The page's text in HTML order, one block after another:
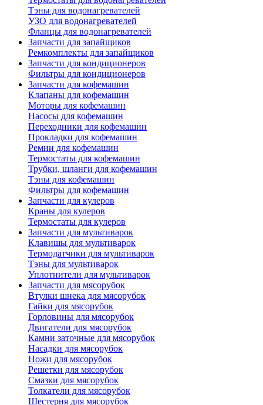
Тэны для водонагревателей
УЗО для водонагревателей
Фланцы для водонагревателей
Запчасти для запайщиков
Ремкомплекты для запайщиков
Запчасти для кондиционеров
Фильтры для кондиционеров
Запчасти для кофемашин
Клапаны для кофемашин
Моторы для кофемашин
Насосы для кофемашин
Переходники для кофемашин
Прокладки для кофемашин
Ремни для кофемашин
Термостаты для кофемашин
Трубки, шланги для кофемашин
Тэны для кофемашин
Фильтры для кофемашин
Запчасти для кулеров
Краны для кулеров
Термостаты для кулеров
Запчасти для мультиварок
Клавишы для мультиварок
Термодатчики для мультиварок
Тэны для мультиварок
Уплотнители для мультиварок
Запчасти для мясорубок
Втулки шнека для мясорубок
Гайки для мясорубок
Горловины для мясорубок
Двигатели для мясорубок
Камни заточные для мясорубок
Насадки для мясорубок
Ножи для мясорубок
Решетки для мясорубок
Смазки для мясорубок
Толкатели для мясорубок
Шестерня для мясорубок